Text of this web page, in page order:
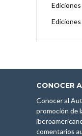
CONOCER
Conocer al
promoción de
comentarios